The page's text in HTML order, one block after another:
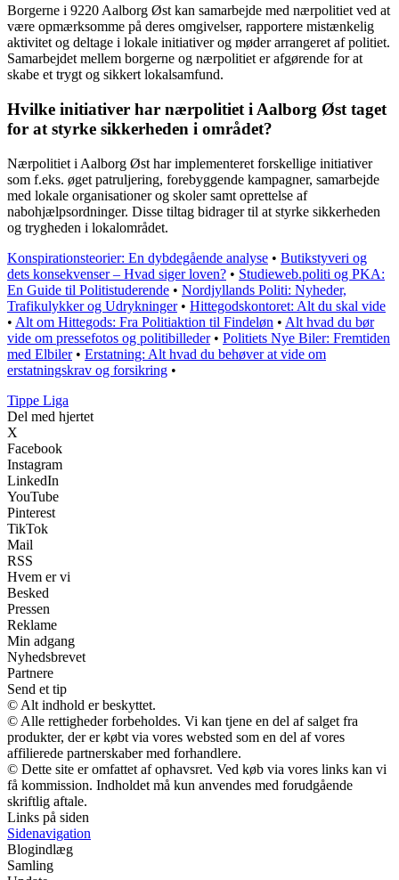
Borgerne i 9220 Aalborg Øst kan samarbejde med nærpolitiet ved at
være opmærksomme på deres omgivelser, rapportere mistænkelig
aktivitet og deltage i lokale initiativer og møder arrangeret af politiet.
Samarbejdet mellem borgerne og nærpolitiet er afgørende for at
skabe et trygt og sikkert lokalsamfund.
Hvilke initiativer har nærpolitiet i Aalborg Øst taget
for at styrke sikkerheden i området?
Nærpolitiet i Aalborg Øst har implementeret forskellige initiativer
som f.eks. øget patruljering, forebyggende kampagner, samarbejde
med lokale organisationer og skoler samt oprettelse af
nabohjælpsordninger. Disse tiltag bidrager til at styrke sikkerheden
og trygheden i lokalområdet.
Konspirationsteorier: En dybdegående analyse • Butikstyveri og
dets konsekvenser – Hvad siger loven? • Studieweb.politi og PKA:
En Guide til Politistuderende • Nordjyllands Politi: Nyheder,
Trafikulykker og Udrykninger• Hittegodskontoret: Alt du skal vide
• Alt om Hittegods: Fra Politiaktion til Findeløn • Alt hvad du bør
vide om pressefotos og politibilleder• Politiets Nye Biler: Fremtiden
med Elbiler• Erstatning: Alt hvad du behøver at vide om
erstatningskrav og forsikring •
Tippe Liga
Del med hjertet
X
Facebook
Instagram
LinkedIn
YouTube
Pinterest
TikTok
Mail
RSS
Hvem er vi
Besked
Pressen
Reklame
Min adgang
Nyhedsbrevet
Partnere
Send et tip
© Alt indhold er beskyttet.
© Alle rettigheder forbeholdes. Vi kan tjene en del af salget fra
produkter, der er købt via vores websted som en del af vores
affilierede partnerskaber med forhandlere.
© Dette site er omfattet af ophavsret. Ved køb via vores links kan vi
få kommission. Indholdet må kun anvendes med forudgående
skriftlig aftale.
Links på siden
Sidenavigation
Blogindlæg
Samling